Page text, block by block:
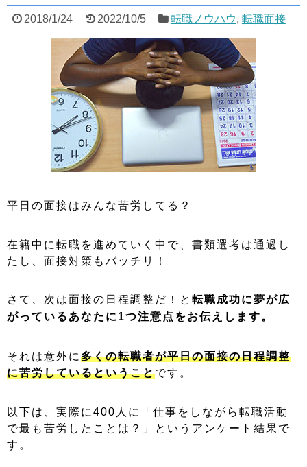
2018/1/24 2022/10/5 転職ノウハウ, 転職面接
平日の面接はみんな苦労してる？
在籍中に転職を進めていく中で、書類選考は通過し
たし、面接対策もバッチリ！
さて、次は面接の日程調整だ！と 転職成功に夢が広
がっているあなたに1つ注意点をお伝えします。
それは意外に 多くの転職者が平日の面接の日程調整
に苦労しているということです。
以下は、実際に400人に「仕事をしながら転職活動
で最も苦労したことは？」というアンケート結果で
す。